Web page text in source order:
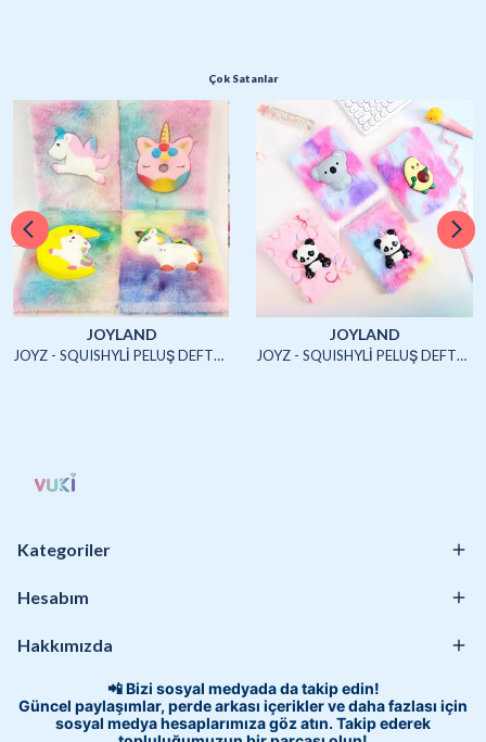
Çok Satanlar
JOYLAND
JOYZ - SQUISHYLİ PELUŞ DEFTER A5 (UNICORN2)-4/S
JOYLAND
JOYZ - SQUISHYLİ PELUŞ DEFTER A5 (HAYVANLAR)-4/S
Kategoriler
Hesabım
Hakkımızda
📲 Bizi sosyal medyada da takip edin!
Güncel paylaşımlar, perde arkası içerikler ve daha fazlası için
sosyal medya hesaplarımıza göz atın. Takip ederek